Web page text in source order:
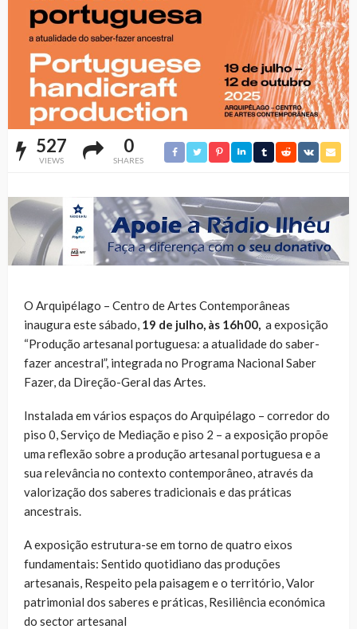
527
VIEWS
0
SHARES
O Arquipélago – Centro de Artes Contemporâneas
inaugura este sábado, 19 de julho, às 16h00, a exposição
“Produção artesanal portuguesa: a atualidade do saber-
fazer ancestral”, integrada no Programa Nacional Saber
Fazer, da Direção-Geral das Artes.
Instalada em vários espaços do Arquipélago – corredor do
piso 0, Serviço de Mediação e piso 2 – a exposição propõe
uma reflexão sobre a produção artesanal portuguesa e a
sua relevância no contexto contemporâneo, através da
valorização dos saberes tradicionais e das práticas
ancestrais.
A exposição estrutura-se em torno de quatro eixos
fundamentais: Sentido quotidiano das produções
artesanais, Respeito pela paisagem e o território, Valor
patrimonial dos saberes e práticas, Resiliência económica
do sector artesanal